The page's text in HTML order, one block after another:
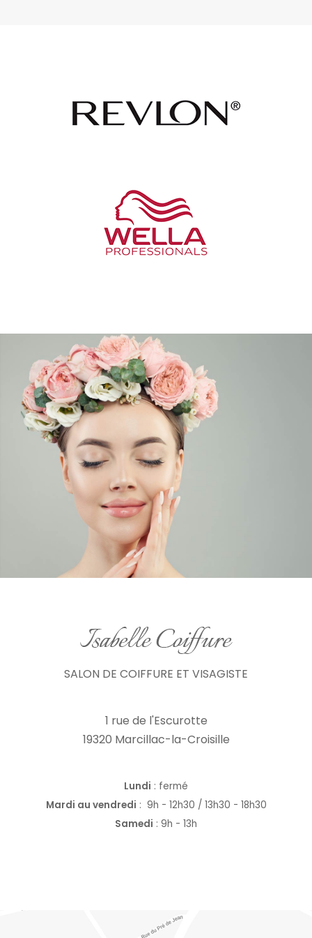
SALON DE COIFFURE ET VISAGISTE
1 rue de l'Escurotte
19320 Marcillac-la-Croisille
Lundi : fermé
Mardi au vendredi : 9h - 12h30 / 13h30 - 18h30
Samedi : 9h - 13h